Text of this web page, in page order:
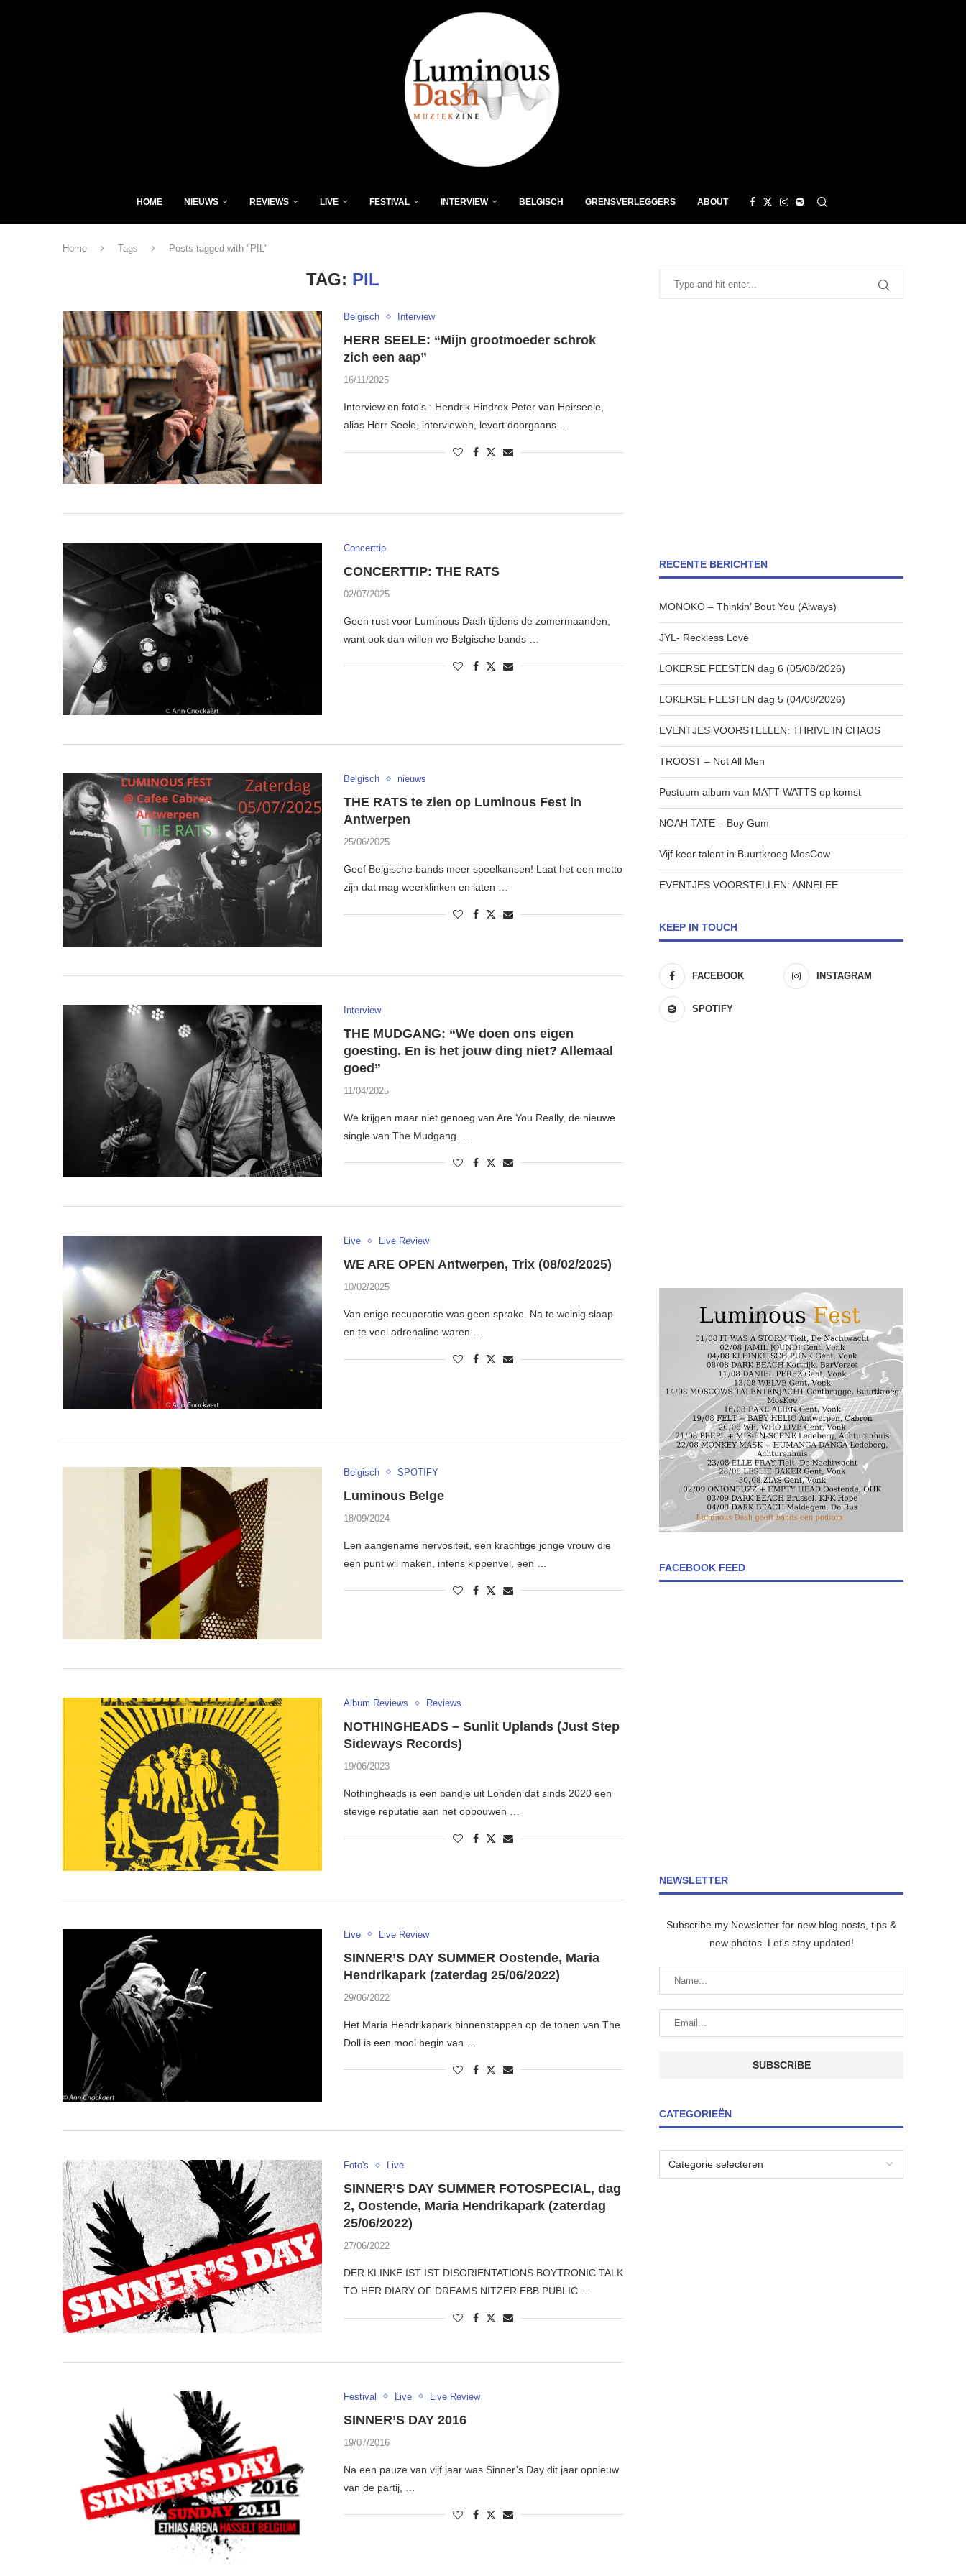
HOME NIEUWS REVIEWS LIVE FESTIVAL INTERVIEW BELGISCH GRENSVERLEGGERS ABOUT
Home Tags Posts tagged with "PIL"
TAG: PIL
Belgisch Interview
HERR SEELE: “Mijn grootmoeder schrok
zich een aap”
16/11/2025
Interview en foto’s : Hendrik Hindrex Peter van Heirseele,
alias Herr Seele, interviewen, levert doorgaans …
Concerttip
CONCERTTIP: THE RATS
02/07/2025
Geen rust voor Luminous Dash tijdens de zomermaanden,
want ook dan willen we Belgische bands …
Belgisch nieuws
THE RATS te zien op Luminous Fest in
Antwerpen
25/06/2025
Geef Belgische bands meer speelkansen! Laat het een motto
zijn dat mag weerklinken en laten …
Interview
THE MUDGANG: “We doen ons eigen
goesting. En is het jouw ding niet? Allemaal
goed”
11/04/2025
We krijgen maar niet genoeg van Are You Really, de nieuwe
single van The Mudgang. …
Live Live Review
WE ARE OPEN Antwerpen, Trix (08/02/2025)
10/02/2025
Van enige recuperatie was geen sprake. Na te weinig slaap
en te veel adrenaline waren …
Belgisch SPOTIFY
Luminous Belge
18/09/2024
Een aangename nervositeit, een krachtige jonge vrouw die
een punt wil maken, intens kippenvel, een …
Album Reviews Reviews
NOTHINGHEADS – Sunlit Uplands (Just Step
Sideways Records)
19/06/2023
Nothingheads is een bandje uit Londen dat sinds 2020 een
stevige reputatie aan het opbouwen …
Live Live Review
SINNER’S DAY SUMMER Oostende, Maria
Hendrikapark (zaterdag 25/06/2022)
29/06/2022
Het Maria Hendrikapark binnenstappen op de tonen van The
Doll is een mooi begin van …
Foto's Live
SINNER’S DAY SUMMER FOTOSPECIAL, dag
2, Oostende, Maria Hendrikapark (zaterdag
25/06/2022)
27/06/2022
DER KLINKE IST IST DISORIENTATIONS BOYTRONIC TALK
TO HER DIARY OF DREAMS NITZER EBB PUBLIC …
Festival Live Live Review
SINNER’S DAY 2016
19/07/2016
Na een pauze van vijf jaar was Sinner’s Day dit jaar opnieuw
van de partij, …
RECENTE BERICHTEN
MONOKO – Thinkin’ Bout You (Always)
JYL- Reckless Love
LOKERSE FEESTEN dag 6 (05/08/2026)
LOKERSE FEESTEN dag 5 (04/08/2026)
EVENTJES VOORSTELLEN: THRIVE IN CHAOS
TROOST – Not All Men
Postuum album van MATT WATTS op komst
NOAH TATE – Boy Gum
Vijf keer talent in Buurtkroeg MosCow
EVENTJES VOORSTELLEN: ANNELEE
KEEP IN TOUCH
FACEBOOK INSTAGRAM
SPOTIFY
FACEBOOK FEED
NEWSLETTER
Subscribe my Newsletter for new blog posts, tips &
new photos. Let's stay updated!
CATEGORIEËN